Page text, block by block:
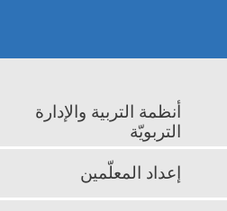
أنظمة التربية والإدارة
التربويّة
إعداد المعلّمين